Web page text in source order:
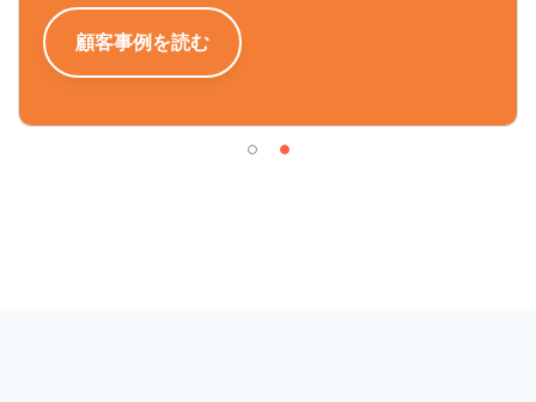
顧客事例を読む
ITインフラストラクチャ責任者
顧客事例を読む